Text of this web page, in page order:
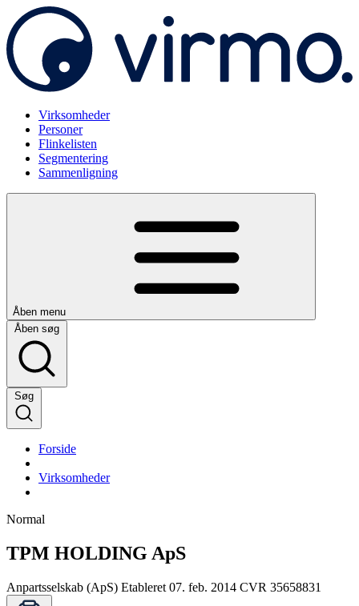
Virksomheder
Personer
Flinkelisten
Segmentering
Sammenligning
Åben menu
Åben søg
Søg
Forside
Virksomheder
Normal
TPM HOLDING ApS
Anpartsselskab (ApS) Etableret 07. feb. 2014 CVR 35658831